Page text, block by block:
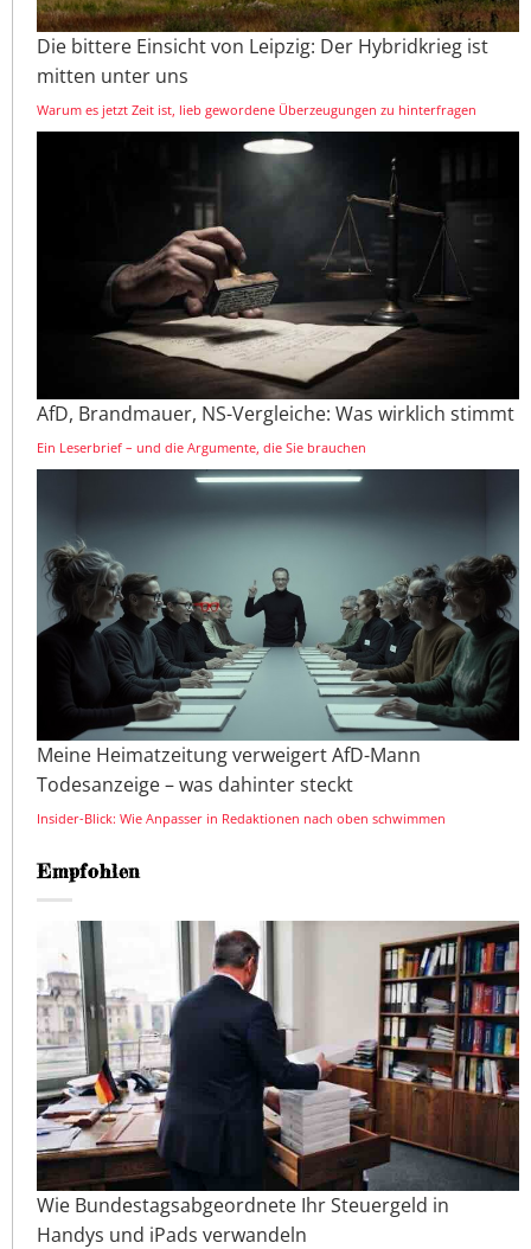
Die bittere Einsicht von Leipzig: Der Hybridkrieg ist
mitten unter uns
Warum es jetzt Zeit ist, lieb gewordene Überzeugungen zu hinterfragen
AfD, Brandmauer, NS-Vergleiche: Was wirklich stimmt
Ein Leserbrief – und die Argumente, die Sie brauchen
Meine Heimatzeitung verweigert AfD-Mann
Todesanzeige – was dahinter steckt
Insider-Blick: Wie Anpasser in Redaktionen nach oben schwimmen
Empfohlen
Wie Bundestagsabgeordnete Ihr Steuergeld in
Handys und iPads verwandeln